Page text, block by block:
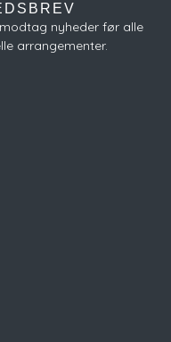
nyheder før alle
arrangementer.